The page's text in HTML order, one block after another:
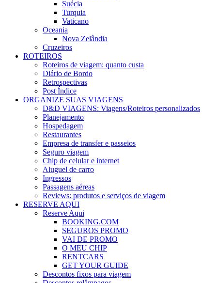
Suécia
Turquia
Vaticano
Oceania
Nova Zelândia
Cruzeiros
ROTEIROS
Roteiros de viagem: quanto custa
Diário de Bordo
Retrospectivas
Post Índice
ORGANIZE SUAS VIAGENS
D&D VIAGENS: Viagens/Roteiros personalizados
Planejamento
Hospedagem
Restaurantes
Empresa de transfer e passeios
Seguro viagem
Chip de celular e internet
Aluguel de carro
Ingressos
Passagens aéreas
Reviews: produtos e serviços de viagem
RESERVE AQUI
Reserve Aqui
BOOKING.COM
SEGUROS PROMO
VAI DE PROMO
O MEU CHIP
RENTCARS
GET YOUR GUIDE
Descontos fixos para viagem